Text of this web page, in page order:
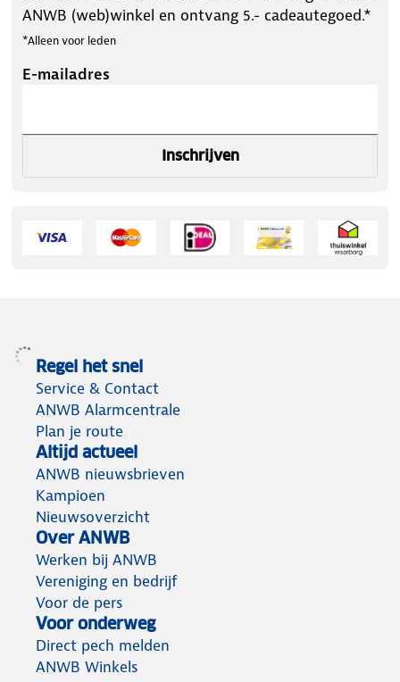
ANWB (web)winkel en ontvang 5.- cadeautegoed.*
*Alleen voor leden
E-mailadres
Inschrijven
Regel het snel
Service & Contact
ANWB Alarmcentrale
Plan je route
Altijd actueel
ANWB nieuwsbrieven
Kampioen
Nieuwsoverzicht
Over ANWB
Werken bij ANWB
Vereniging en bedrijf
Voor de pers
Voor onderweg
Direct pech melden
ANWB Winkels